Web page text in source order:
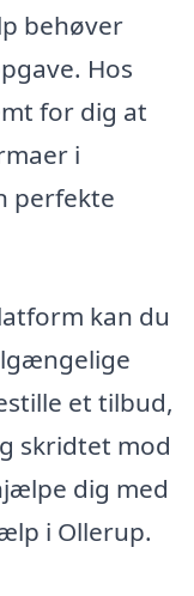
behøver
Hos
for dig at
i
perfekte
kan du
et tilbud,
skridtet mod
dig med
i Ollerup.